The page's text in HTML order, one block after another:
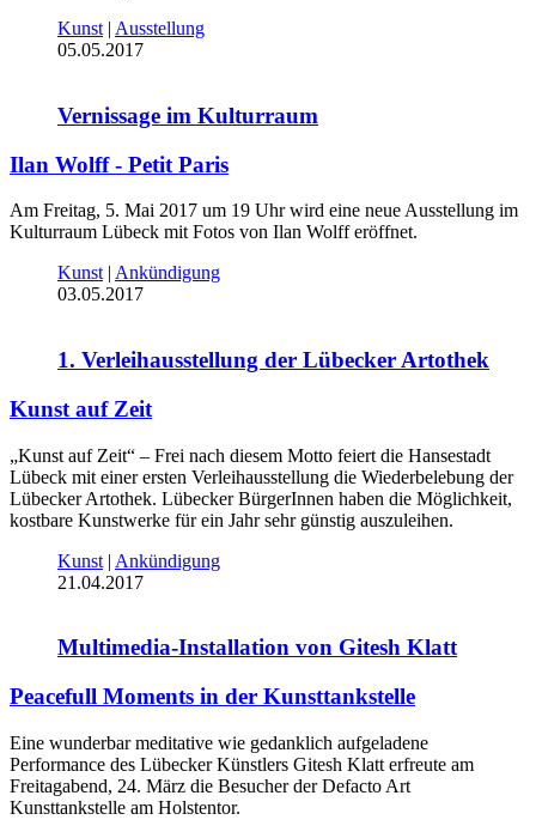
Kunst | Ausstellung
05.05.2017
Vernissage im Kulturraum
Ilan Wolff - Petit Paris
Am Freitag, 5. Mai 2017 um 19 Uhr wird eine neue Ausstellung im
Kulturraum Lübeck mit Fotos von Ilan Wolff eröffnet.
Kunst | Ankündigung
03.05.2017
1. Verleihausstellung der Lübecker Artothek
Kunst auf Zeit
„Kunst auf Zeit“ – Frei nach diesem Motto feiert die Hansestadt
Lübeck mit einer ersten Verleihausstellung die Wiederbelebung der
Lübecker Artothek. Lübecker BürgerInnen haben die Möglichkeit,
kostbare Kunstwerke für ein Jahr sehr günstig auszuleihen.
Kunst | Ankündigung
21.04.2017
Multimedia-Installation von Gitesh Klatt
Peacefull Moments in der Kunsttankstelle
Eine wunderbar meditative wie gedanklich aufgeladene
Performance des Lübecker Künstlers Gitesh Klatt erfreute am
Freitagabend, 24. März die Besucher der Defacto Art
Kunsttankstelle am Holstentor.